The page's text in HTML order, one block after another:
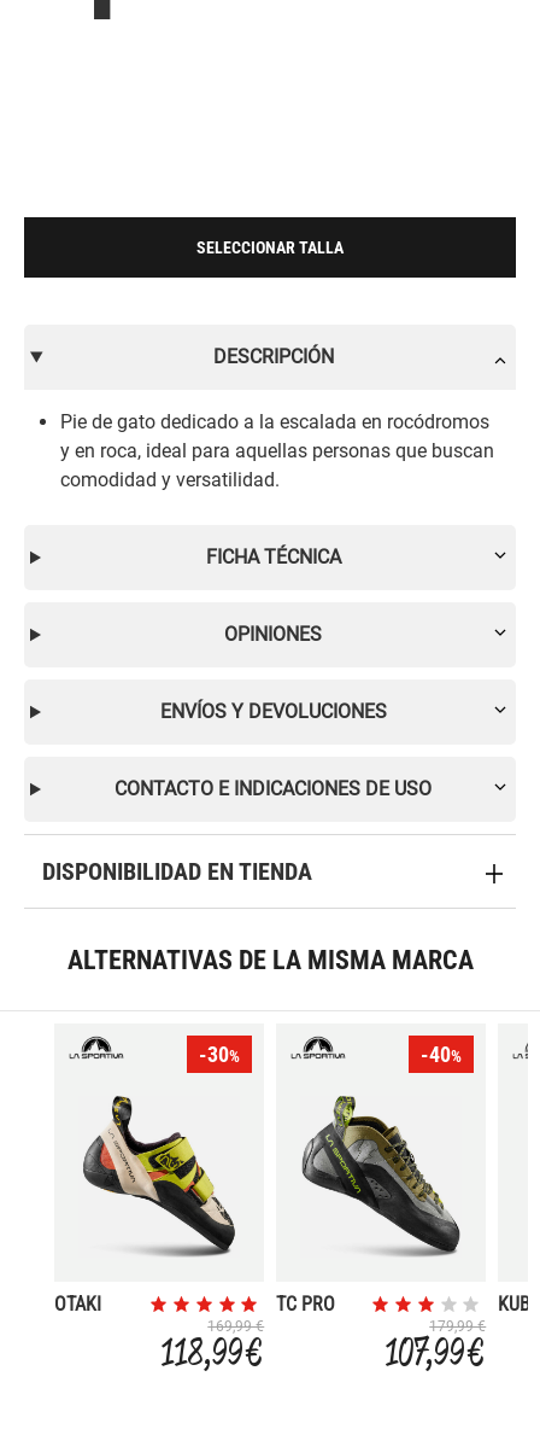
SELECCIONAR TALLA
DESCRIPCIÓN
Pie de gato dedicado a la escalada en rocódromos
y en roca, ideal para aquellas personas que buscan
comodidad y versatilidad.
FICHA TÉCNICA
OPINIONES
ENVÍOS Y DEVOLUCIONES
CONTACTO E INDICACIONES DE USO
DISPONIBILIDAD EN TIENDA
ALTERNATIVAS DE LA MISMA MARCA
-30%
OTAKI
169,99 €
118,99 €
-40%
TC PRO
179,99 €
107,99 €